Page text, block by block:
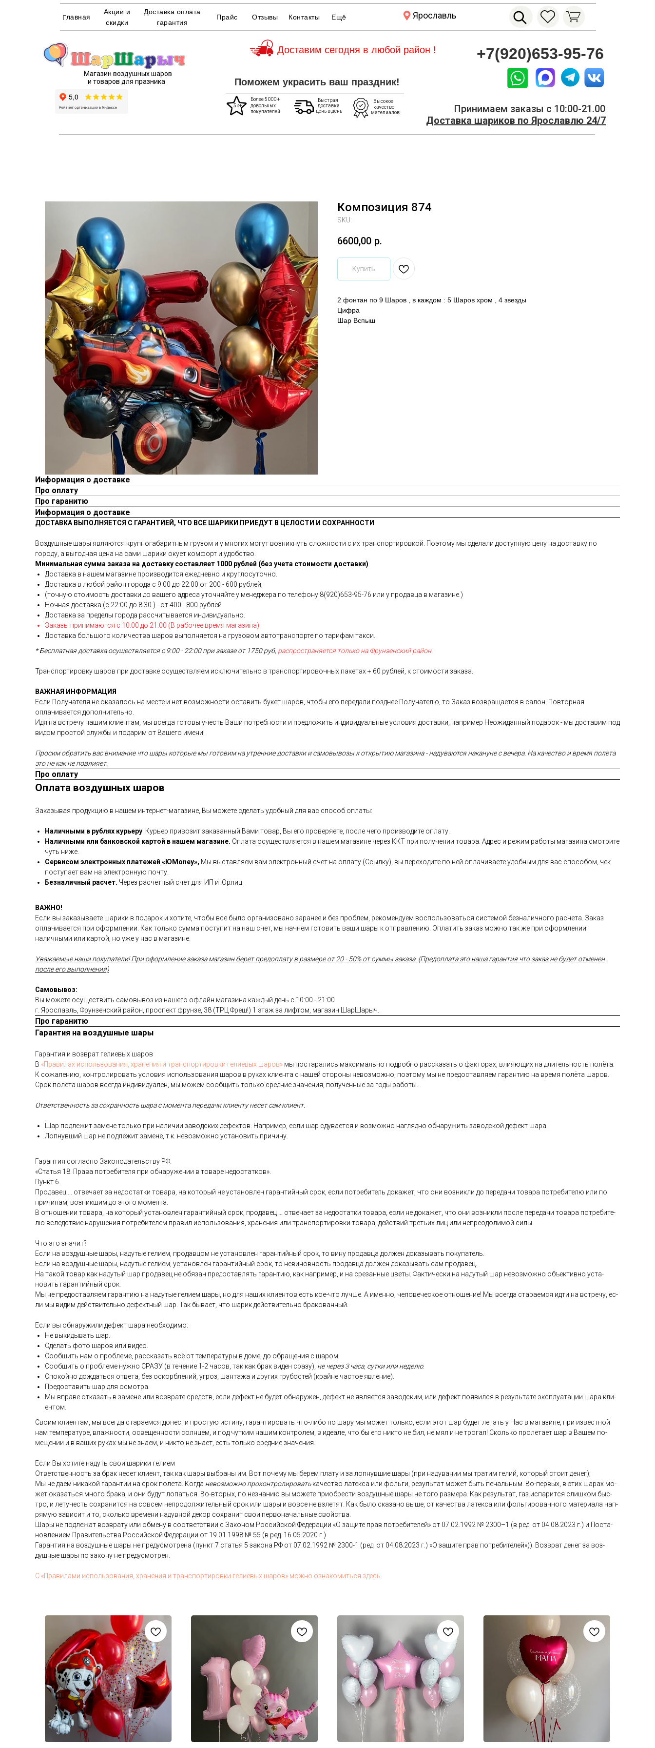
Главная Прайс
Доставка оплата
гарантия
Отзывы Контакты
Акции и
скидки
Ярославль
Ещё
+7(920)653-95-76
Принимаем заказы с 10:00-21.00
Доставка шариков по Ярославлю 24/7
Магазин воздушных шаров
и товаров для празника
довольных
5к+
покупателей
Быстрая
доставка
Более 5000 +
Высокое
качество
Поможем украсить ваш праздник!
мателиалов
день в день
Доставим сегодня в любой район !
Композиция 874
SKU:
6600,00 р.
Купить
2 фонтан по 9 Шаров , в каждом : 5 Шаров хром , 4 звезды
Цифра
Шар Вспыш
Информация о доставке
Про оплату
Про гаранитю
Информация о доставке
ДОСТАВКА ВЫПОЛНЯЕТСЯ С ГАРАНТИЕЙ, ЧТО ВСЕ ШАРИКИ ПРИЕДУТ В ЦЕЛОСТИ И СОХРАННОСТИ
Воздушные шары являются крупногабаритным грузом и у многих могут возникнуть сложности с их транспортировкой. Поэтому мы сделали доступную цену на доставку по
городу, а выгодная цена на сами шарики окует комфорт и удобство.
Минимальная сумма заказа на доставку составляет 1000 рублей (без учета стоимости доставки)
Доставка в нашем магазине производится ежедневно и круглосуточно.
Доставка в любой район города c 9:00 до 22:00 от 200 - 600 рублей;
(точную стоимость доставки до вашего адреса уточняйте у менеджера по телефону 8(920)653-95-76 или у продавца в магазине.)
Ночная доставка (с 22:00 до 8:30 ) - от 400 - 800 рублей
Доставка за пределы города рассчитывается индивидуально.
Заказы принимаются с 10:00 до 21:00 (В рабочее время магазина)
Доставка большого количества шаров выполняется на грузовом автотранспорте по тарифам такси.
* Бесплатная доставка осуществляется с 9:00 - 22:00 при заказе от 1750 руб, распространяется только на Фрунзенский район.
Транспортировку шаров при доставке осуществляем исключительно в транспортировочных пакетах + 60 рублей, к стоимости заказа.
ВАЖНАЯ ИНФОРМАЦИЯ
Если Получателя не оказалось на месте и нет возможности оставить букет шаров, чтобы его передали позднее Получателю, то Заказ возвращается в салон. Повторная
оплачивается дополнительно.
Идя на встречу нашим клиентам, мы всегда готовы учесть Ваши потребности и предложить индивидуальные условия доставки, например Неожиданный подарок - мы доставим под
видом простой службы и подарим от Вашего имени!
Просим обратить вас внимание что шары которые мы готовим на утренние доставки и самовывозы к открытию магазина - надуваются накануне с вечера. На качество и время полета
это не как не повлияет.
Про оплату
Оплата воздушных шаров
Заказывая продукцию в нашем интернет-магазине, Вы можете сделать удобный для вас способ оплаты:
Наличными в рублях курьеру . Курьер привозит заказанный Вами товар, Вы его проверяете, после чего производите оплату.
Наличными или банковской картой в нашем магазине. Оплата осуществляется в нашем магазине через ККТ при получении товара. Адрес и режим работы магазина смотрите
чуть ниже.
Сервисом электронных платежей «ЮMoney», Мы выставляем вам электронный счет на оплату (Ссылку), вы переходите по ней оплачиваете удобным для вас способом, чек
поступает вам на электронную почту.
Безналичный расчет. Через расчетный счет для ИП и Юрлиц.
ВАЖНО!
Если вы заказываете шарики в подарок и хотите, чтобы все было организовано заранее и без проблем, рекомендуем воспользоваться системой безналичного расчета. Заказ
оплачивается при оформлении. Как только сумма поступит на наш счет, мы начнем готовить ваши шары к отправлению. Оплатить заказ можно так же при оформлении
наличными или картой, но уже у нас в магазине.
Уважаемые наши покупатели! При оформление заказа магазин берет предоплату в размере от 20 - 50% от суммы заказа. (Предоплата это наша гарантия что заказ не будет отменен
после его выполнения)
Самовывоз:
Вы можете осуществить самовывоз из нашего офлайн магазина каждый день с 10:00 - 21:00
г. Ярославль, Фрунзенский район, проспект фрунзе, 38 (ТРЦ Фреш!) 1 этаж за лифтом, магазин ШарШарыч.
Про гаранитю
Гарантия на воздушные шары
Га­ран­тия и воз­врат ге­ли­евых ша­ров
В «Пра­ви­лах ис­поль­зо­ва­ния, хра­не­ния и тран­спор­ти­ров­ки ге­ли­евых ша­ров» мы пос­та­рались мак­си­маль­но под­робно рас­ска­зать о фак­то­рах, вли­яющих на дли­тель­ность по­лёта.
К со­жале­нию, кон­тро­лиро­вать ус­ло­вия ис­поль­зо­вания ша­ров в ру­ках кли­ен­та с на­шей сто­роны не­воз­можно, по­это­му мы не пре­дос­тавля­ем га­ран­тию на вре­мя по­лёта ша­ров.
Срок по­лёта ша­ров всег­да ин­ди­виду­ален, мы мо­жем со­об­щить толь­ко сред­ние зна­чения, по­лучен­ные за го­ды ра­боты.
От­ветс­твен­ность за сох­ранность ша­ра с мо­мен­та пе­реда­чи кли­ен­ту не­сёт сам кли­ент.
Шар под­ле­жит за­мене толь­ко при на­личии за­вод­ских де­фек­тов. Нап­ри­мер, ес­ли шар сду­ва­ет­ся и воз­можно наг­лядно об­на­ружить за­вод­ской де­фект ша­ра.
Лоп­нувший шар не под­ле­жит за­мене, т.к. не­воз­можно ус­та­новить при­чину.
Га­ран­тия сог­ласно За­коно­датель­ству РФ.
«Статья 18. Пра­ва пот­ре­бите­ля при об­на­руже­нии в то­варе не­дос­татков».
Пункт 6.
Про­давец … от­ве­ча­ет за не­дос­татки то­вара, на ко­торый не ус­та­нов­лен га­ран­тий­ный срок, ес­ли пот­ре­битель до­кажет, что они воз­никли до пе­реда­чи то­вара пот­ре­бите­лю или по
при­чинам, воз­никшим до это­го мо­мен­та.
В от­но­шении то­вара, на ко­торый ус­та­нов­лен га­ран­тий­ный срок, про­давец … от­ве­ча­ет за не­дос­татки то­вара, ес­ли не до­кажет, что они воз­никли пос­ле пе­реда­чи то­вара пот­ре­бите­
лю вследс­твие на­руше­ния пот­ре­бите­лем пра­вил ис­поль­зо­вания, хра­нения или тран­спор­ти­ров­ки то­вара, дей­ствий треть­их лиц или неп­ре­одо­лимой си­лы
Что это зна­чит?
Ес­ли на воз­душные ша­ры, на­дутые ге­ли­ем, про­дав­цом не ус­та­нов­лен га­ран­тий­ный срок, то ви­ну про­дав­ца дол­жен до­казы­вать по­купа­тель.
Ес­ли на воз­душные ша­ры, на­дутые ге­ли­ем, ус­та­нов­лен га­ран­тий­ный срок, то не­винов­ность про­дав­ца дол­жен до­казы­вать сам про­давец.
На та­кой то­вар как на­дутый шар про­давец не обя­зан пре­дос­тавлять га­ран­тию, как нап­ри­мер, и на сре­зан­ные цве­ты. Фак­ти­чес­ки на на­дутый шар не­воз­можно объ­ек­тивно ус­та­
новить га­ран­тий­ный срок.
Мы не пре­дос­тавля­ем га­ран­тию на на­дутые ге­ли­ем ша­ры, но для на­ших кли­ен­тов есть кое-что луч­ше. А имен­но, че­лове­чес­кое от­но­шение! Мы всег­да ста­ра­ем­ся ид­ти на встре­чу, ес­
ли мы ви­дим дей­стви­тель­но де­фек­тный шар. Так бы­ва­ет, что ша­рик дей­стви­тель­но бра­кован­ный.
Ес­ли вы об­на­ружи­ли де­фект ша­ра не­об­хо­димо:
Не вы­киды­вать шар.
Сде­лать фо­то ша­ров или ви­део.
Со­об­щить нам о проб­ле­ме, рас­ска­зать всё от тем­пе­рату­ры в до­ме, до об­ра­щения с ша­ром.
Со­об­щить о проб­ле­ме нуж­но СРА­ЗУ (в те­чение 1-2 ча­сов, так как брак ви­ден сра­зу), не че­рез 3 ча­са, сут­ки или не­делю.
Спо­кой­но дож­дать­ся от­ве­та, без ос­кор­бле­ний, уг­роз, шан­та­жа и дру­гих гру­бос­тей (край­не час­тое яв­ле­ние).
Пре­дос­та­вить шар для ос­мотра.
Мы впра­ве от­ка­зать в за­мене или воз­вра­те средств, ес­ли де­фект не бу­дет об­на­ружен, де­фект не яв­ля­ет­ся за­вод­ским, или де­фект по­явил­ся в ре­зуль­та­те экс­плу­ата­ции ша­ра кли­
ен­том.
Сво­им кли­ен­там, мы всег­да ста­ра­ем­ся до­нес­ти прос­тую ис­ти­ну, га­ран­ти­ровать что-ли­бо по ша­ру мы мо­жет толь­ко, ес­ли этот шар бу­дет ле­тать у Нас в ма­гази­не, при из­вес­тной
нам тем­пе­рату­ре, влаж­ности, ос­ве­щен­ности сол­нцем, и под чут­ким на­шим кон­тро­лем, в иде­але, что бы его ник­то не бил, не мял и не тро­гал! Сколь­ко про­лета­ет шар в Ва­шем по­
меще­нии и в ва­ших ру­ках мы не зна­ем, и ник­то не зна­ет, есть толь­ко сред­ние зна­чения.
Ес­ли Вы хо­тите на­дуть свои ша­рики ге­ли­ем
От­ветс­твен­ность за брак не­сет кли­ент, так как ша­ры выб­ра­ны им. Вот по­чему мы бе­рем пла­ту и за лоп­нувшие ша­ры (при на­дува­нии мы тра­тим ге­лий, ко­торый сто­ит де­нег);
Мы не да­ем ни­какой га­ран­тии на срок по­лета. Ког­да не­воз­можно про­кон­тро­лиро­ватька­чес­тво ла­тек­са или фоль­ги, ре­зуль­тат мо­жет быть пе­чаль­ным. Во-пер­вых, в этих ша­рах мо­
жет ока­зать­ся мно­го бра­ка, и они бу­дут ло­пать­ся. Во-вто­рых, по нез­на­нию вы мо­жете при­об­рести воз­душные ша­ры не то­го раз­ме­ра. Как ре­зуль­тат, газ ис­па­рит­ся слиш­ком быс­
тро, и ле­тучесть сох­ра­нит­ся на сов­сем неп­ро­дол­жи­тель­ный срок или ша­ры и вов­се не взле­тят. Как бы­ло ска­зано вы­ше, от ка­чес­тва ла­тек­са или фоль­ги­рован­но­го ма­тери­ала нап­
ря­мую за­висит и то, сколь­ко вре­мени на­дув­ной де­кор сох­ра­нит свои пер­во­началь­ные свой­ства.
Ша­ры не под­ле­жат воз­вра­ту или об­ме­ну в со­от­ветс­твии с За­коном Рос­сий­ской Фе­дера­ции «О за­щите прав пот­ре­бите­лей» от 07.02.1992 № 2300–1 (в ред. от 04.08.2023 г.) и Пос­та­
нов­ле­ни­ем Пра­витель­ства Рос­сий­ской Фе­дера­ции от 19.01.1998 № 55 (в ред. 16.05.2020 г.)
Га­ран­тия на воз­душные ша­ры не пре­дус­мотре­на (пункт 7 статья 5 за­кона РФ от 07.02.1992 № 2300-1 (ред. от 04.08.2023 г.) «О за­щите прав пот­ре­бите­лей»)). Воз­врат де­нег за воз­
душные ша­ры по за­кону не пре­дус­мотрен.
С «Пра­вила­ми ис­поль­зо­вания, хра­нения и тран­спор­ти­ров­ки ге­ли­евых ша­ров» мож­но оз­на­комить­ся здесь.